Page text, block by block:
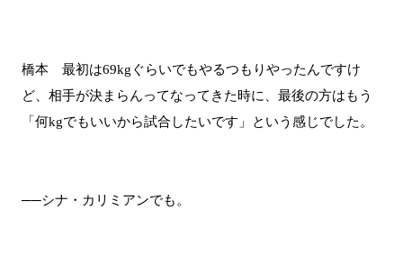
橋本 最初は69kgぐらいでもやるつもりやったんですけ
ど、相手が決まらんってなってきた時に、最後の方はもう
「何kgでもいいから試合したいです」という感じでした。
──シナ・カリミアンでも。